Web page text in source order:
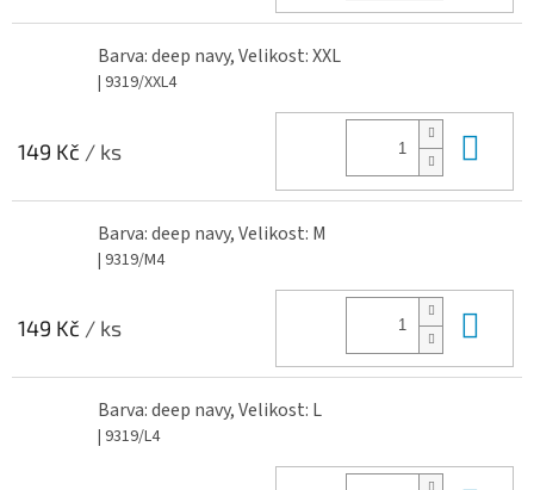
Barva: deep navy, Velikost: XXL
| 9319/XXL4
149 Kč / ks
Barva: deep navy, Velikost: M
| 9319/M4
149 Kč / ks
Barva: deep navy, Velikost: L
| 9319/L4